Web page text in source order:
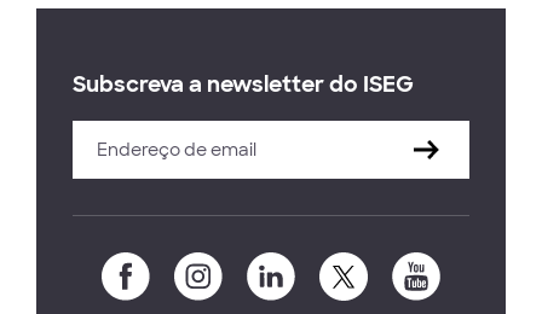
Subscreva a newsletter do ISEG